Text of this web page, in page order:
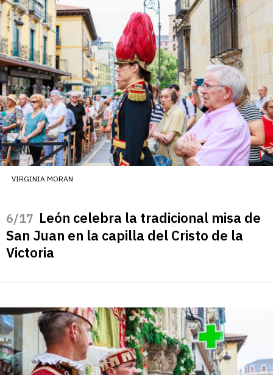
VIRGINIA MORAN
/17 León celebra la tradicional misa de
San Juan en la capilla del Cristo de la
Victoria